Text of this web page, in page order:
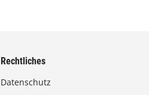
Rechtliches
Datenschutz